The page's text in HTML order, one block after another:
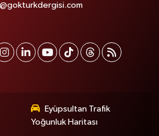
Eyüpsultan Trafik
Yoğunluk Haritası